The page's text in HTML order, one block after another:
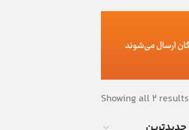
Showing all 2 results